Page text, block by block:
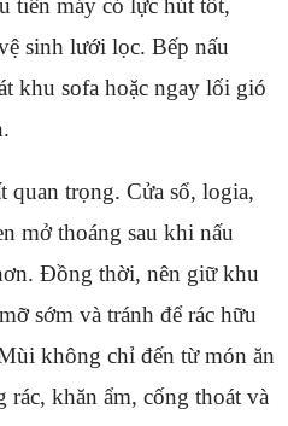
tiên máy có lực hút tốt,
sinh lưới lọc. Bếp nấu
khu sofa hoặc ngay lối gió
quan trọng. Cửa sổ, logia,
mở thoáng sau khi nấu
Đồng thời, nên giữ khu
sớm và tránh để rác hữu
không chỉ đến từ món ăn
rác, khăn ẩm, cống thoát và